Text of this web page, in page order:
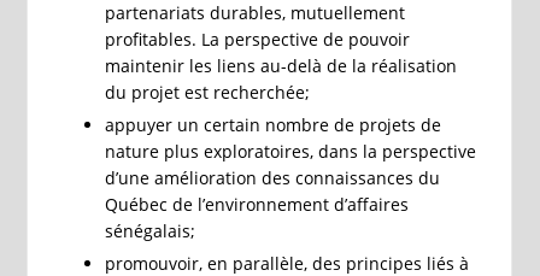
partenariats durables, mutuellement
profitables. La perspective de pouvoir
maintenir les liens au-delà de la réalisation
du projet est recherchée;
appuyer un certain nombre de projets de
nature plus exploratoires, dans la perspective
d’une amélioration des connaissances du
Québec de l’environnement d’affaires
sénégalais;
promouvoir, en parallèle, des principes liés à